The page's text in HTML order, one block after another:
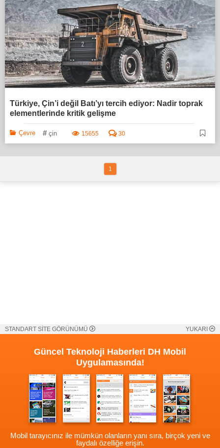
Türkiye, Çin’i değil Batı’yı tercih ediyor: Nadir toprak
elementlerinde kritik gelişme
Çevre # çin 15655 30
1
STANDART SİTE GÖRÜNÜMÜ YUKARI
Güncel Teknoloji Haberleri DH Mobil
Uygulamasında!
Mobil tarayıcınız ile mümkün olanların yanı sıra, birçok yeni ve
faydalı özelliğe erişin.